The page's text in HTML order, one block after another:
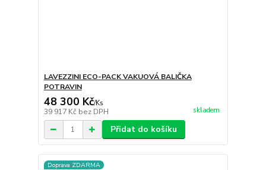
LAVEZZINI ECO-PACK VAKUOVÁ BALIČKA
POTRAVIN
48 300 Kč/Ks
39 917 Kč bez DPH skladem
Přidat do košíku
Doprava ZDARMA